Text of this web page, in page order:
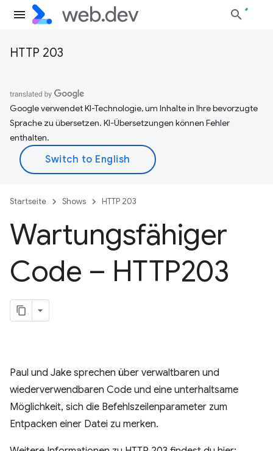
HTTP 203
Google verwendet KI-Technologie, um Inhalte in Ihre bevorzugte
Sprache zu übersetzen. KI-Übersetzungen können Fehler
enthalten.
Startseite Shows HTTP 203
Wartungsfähiger
Code – HTTP203
Paul und Jake sprechen über verwaltbaren und
wiederverwendbaren Code und eine unterhaltsame
Möglichkeit, sich die Befehlszeilenparameter zum
Entpacken einer Datei zu merken.